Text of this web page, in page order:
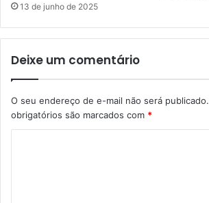
13 de junho de 2025
Deixe um comentário
O seu endereço de e-mail não será publicado.
obrigatórios são marcados com *